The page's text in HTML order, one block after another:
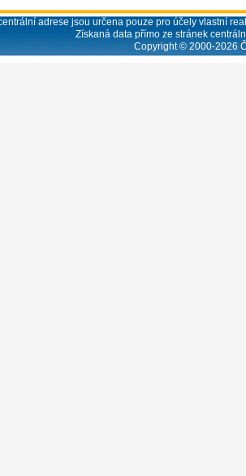
adrese jsou určena pouze pro účely vlastní
Získaná data přímo ze stránek
Copyright © 2000-2026